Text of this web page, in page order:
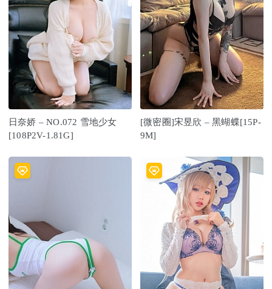
日奈娇 – NO.072 雪地少女
[108P2V-1.81G]
[微密圈]宋昱欣 – 黑蝴蝶[15P-
9M]